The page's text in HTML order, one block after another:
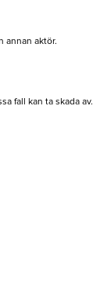
annan aktör.
fall kan ta skada av.